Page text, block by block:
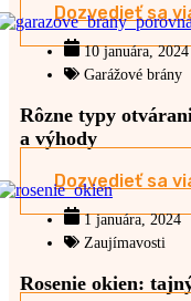
Dozvedieť sa
10 januára, 2024
Garážové brány
Rôzne typy
a výhody
Dozvedieť sa
1 januára, 2024
Zaujímavosti
Rosenie okien: